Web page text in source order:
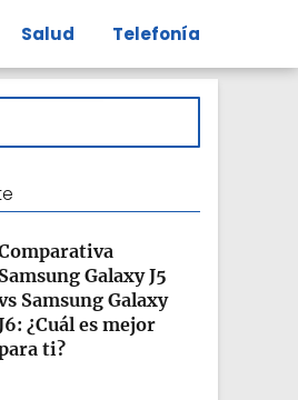
Salud Telefonía
Samsung Galaxy J5
Samsung Galaxy
¿Cuál es mejor
ti?